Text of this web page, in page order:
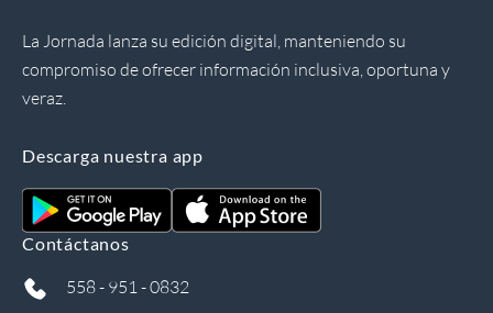
La Jornada lanza su edición digital, manteniendo su
compromiso de ofrecer información inclusiva, oportuna y
veraz.
Descarga nuestra app
Contáctanos
558 - 951 - 0832